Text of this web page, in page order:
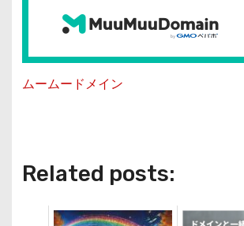
ムームードメイン
Related posts: